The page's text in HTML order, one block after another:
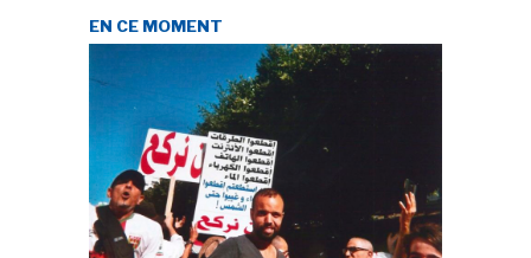
EN CE MOMENT